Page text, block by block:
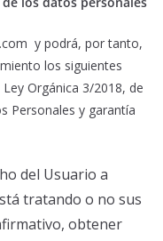
y podrá, por tanto,
los siguientes
Orgánica 3/2018, de
Personales y garantía
del Usuario a
tratando o no sus
obtener